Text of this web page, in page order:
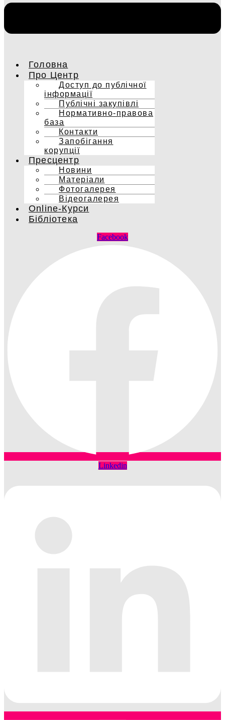
Головна
Про Центр
Доступ до публічної
інформації
Публічні закупівлі
Нормативно-правова
база
Контакти
Запобігання
корупції
Пресцентр
Новини
Матеріали
Фотогалерея
Відеогалерея
Online-Курси
Бібліотека
Facebook
Linkedin